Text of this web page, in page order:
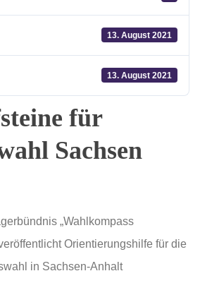
13. August 2021
13. August 2021
für
Sachsen
„Wahlkompass
Orientierungshilfe für die
in Sachsen-Anhalt